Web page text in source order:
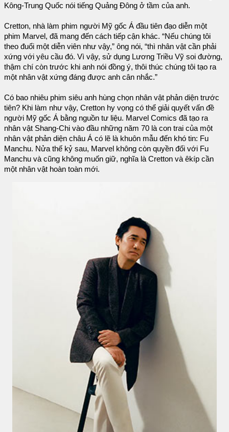
Kông-Trung Quốc nói tiếng Quảng Đông ở tầm của anh.
Cretton, nhà làm phim người Mỹ gốc Á đầu tiên đạo diễn một
phim Marvel, đã mang đến cách tiếp cận khác. “Nếu chúng tôi
theo đuổi một diễn viên như vậy,” ông nói, “thì nhân vật cần phải
xứng với yêu cầu đó. Vì vậy, sử dụng Lương Triều Vỹ soi đường,
thậm chí còn trước khi anh nói đồng ý, thôi thúc chúng tôi tạo ra
một nhân vật xứng đáng được anh cân nhắc.”
Có bao nhiêu phim siêu anh hùng chọn nhân vật phản diện trước
tiên? Khi làm như vậy, Cretton hy vọng có thể giải quyết vấn đề
người Mỹ gốc Á bằng nguồn tư liệu. Marvel Comics đã tạo ra
nhân vật Shang-Chi vào đầu những năm 70 là con trai của một
nhân vật phản diện châu Á có lẽ là khuôn mẫu đến khó tin: Fu
Manchu. Nửa thế kỷ sau, Marvel không còn quyền đối với Fu
Manchu và cũng không muốn giữ, nghĩa là Cretton và êkíp cần
một nhân vật hoàn toàn mới.